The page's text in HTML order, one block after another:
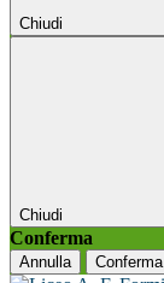
Chiudi
Chiudi
Conferma
Annulla Conferma